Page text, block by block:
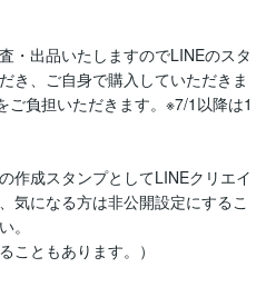
・出品いたしますのでLINEのスタ
き、ご自身で購入していただきま
負担いただきます。※7/1以降は1
作成スタンプとしてLINEクリエイ
気になる方は非公開設定にするこ
。
こともあります。）